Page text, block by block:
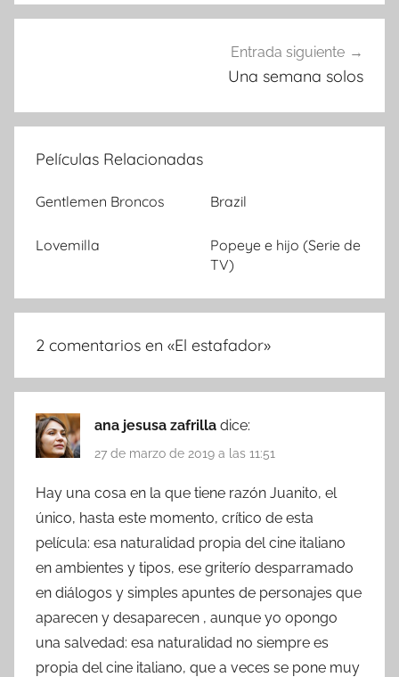
entradas
Entrada siguiente
Una semana solos
Películas Relacionadas
Gentlemen Broncos Brazil
Lovemilla
Popeye e hijo (Serie de
TV)
2 comentarios en «El estafador»
ana jesusa zafrilla dice:
27 de marzo de 2019 a las 11:51
Hay una cosa en la que tiene razón Juanito, el
único, hasta este momento, crítico de esta
película: esa naturalidad propia del cine italiano
en ambientes y tipos, ese griterío desparramado
en diálogos y simples apuntes de personajes que
aparecen y desaparecen , aunque yo opongo
una salvedad: esa naturalidad no siempre es
propia del cine italiano, que a veces se pone muy